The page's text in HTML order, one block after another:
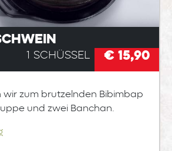
1 Schüssel € 15,90
wir zum brutzelnden Bibimbap
und zwei Banchan.